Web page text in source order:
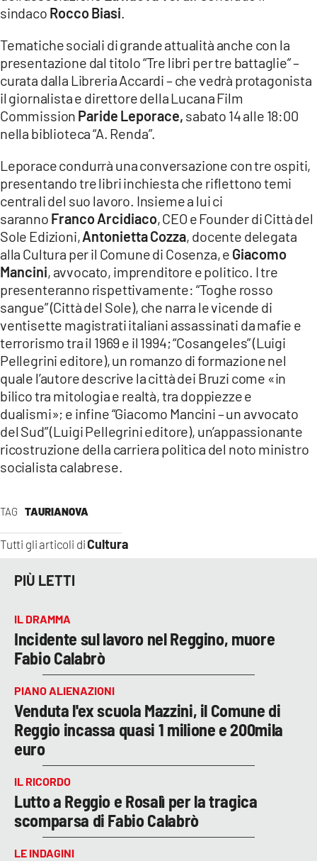
TAG TAURIANOVA
Tutti gli articoli diCultura
sindaco Rocco Biasi
Tematiche sociali di grande attualità anche con la
presentazione dal titolo “Tre libri per tre battaglie” –
curata dalla Libreria Accardi – che vedrà protagonista
il giornalista e direttore della Lucana Film
Commission Paride Leporace, sabato 14 alle 18:00
nella biblioteca “A. Renda”.
Leporace condurrà una conversazione con tre ospiti,
presentando tre libri inchiesta che riflettono temi
centrali del suo lavoro. Insieme a lui ci
saranno Franco Arcidiaco, CEO e Founder di Città del
Sole Edizioni,Antonietta Cozza, docente delegata
alla Cultura per il Comune di Cosenza, e Giacomo
Mancini, avvocato, imprenditore e politico. I tre
presenteranno rispettivamente: “Toghe rosso
sangue” (Città del Sole), che narra le vicende di
ventisette magistrati italiani assassinati da mafie e
terrorismo tra il 1969 e il 1994; “Cosangeles” (Luigi
Pellegrini editore), un romanzo di formazione nel
quale l’autore descrive la città dei Bruzi come «in
bilico tra mitologia e realtà, tra doppiezze e
dualismi»; e infine “Giacomo Mancini – un avvocato
del Sud” (Luigi Pellegrini editore), un’appassionante
ricostruzione della carriera politica del noto ministro
socialista calabrese.
PIÙ LETTI
IL DRAMMA
Incidente sul lavoro nel Reggino, muore
Fabio Calabrò
PIANO ALIENAZIONI
Venduta l'ex scuola Mazzini, il Comune di
Reggio incassa quasi 1 milione e 200mila
euro
IL RICORDO
Lutto a Reggio e Rosalì per la tragica
scomparsa di Fabio Calabrò
LE INDAGINI